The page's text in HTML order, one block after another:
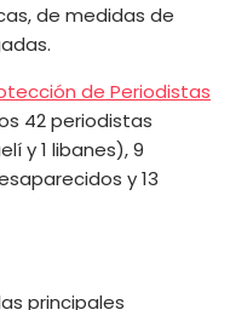
de medidas de
de Periodistas
42 periodistas
y 1 libanes), 9
y 13
principales